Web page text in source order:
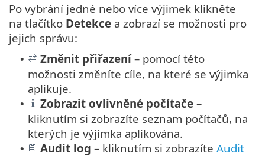
Po vybrání jedné nebo více výjimek klikněte
na tlačítko Detekce a zobrazí se možnosti pro
jejich správu:
• Změnit přiřazení– pomocí této
možnosti změníte cíle, na které se výjimka
aplikuje.
• Zobrazit ovlivněné počítače –
kliknutím si zobrazíte seznam počítačů, na
kterých je výjimka aplikována.
• Audit log – kliknutím si zobrazíte Audit